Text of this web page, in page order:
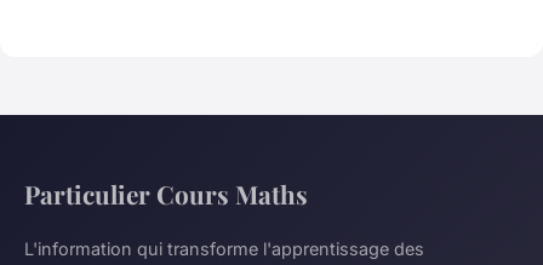
Particulier Cours Maths
L'information qui transforme l'apprentissage des